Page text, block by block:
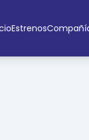
Estrenos